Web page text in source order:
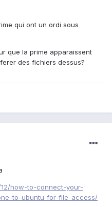
qui ont un ordi sous
que la prime apparaissent
des fichiers dessus?
12/how-to-connect-your-
to-ubuntu-for-file-access/